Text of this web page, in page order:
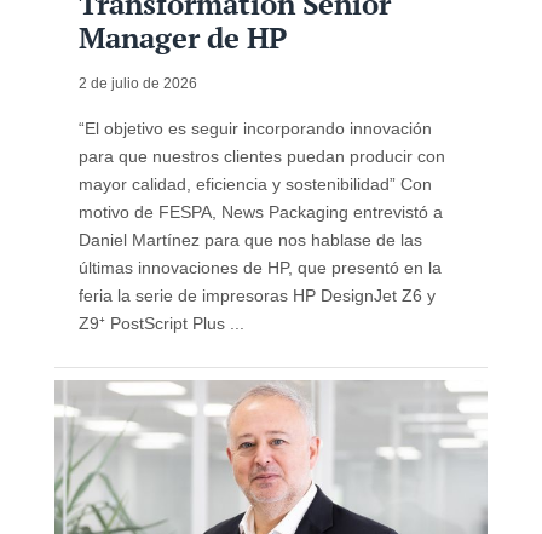
Manager de HP
2 de julio de 2026
“El objetivo es seguir incorporando innovación
para que nuestros clientes puedan producir con
mayor calidad, eficiencia y sostenibilidad” Con
motivo de FESPA, News Packaging entrevistó a
Daniel Martínez para que nos hablase de las
últimas innovaciones de HP, que presentó en la
feria la serie de impresoras HP DesignJet Z6 y
Z9⁺ PostScript Plus ...